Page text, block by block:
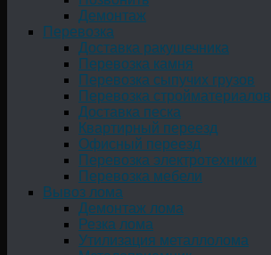
Демонтаж
Перевозка
Доставка ракушечника
Перевозка камня
Перевозка сыпучих грузов
Перевозка стройматериалов
Доставка песка
Квартирный переезд
Офисный переезд
Перевозка электротехники
Перевозка мебели
Вывоз лома
Демонтаж лома
Резка лома
Утилизация металлолома